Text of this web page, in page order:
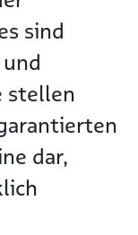
sind
stellen
dar,